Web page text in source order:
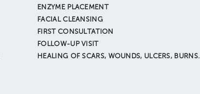
ENZYME PLACEMENT
FACIAL CLEANSING
FIRST CONSULTATION
FOLLOW-UP VISIT
HEALING OF SCARS, WOUNDS, ULCERS, BURNS.